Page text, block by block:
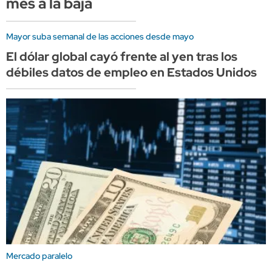
Mayor suba semanal de las acciones desde mayo
El dólar global cayó frente al yen tras los
débiles datos de empleo en Estados Unidos
Mercado paralelo